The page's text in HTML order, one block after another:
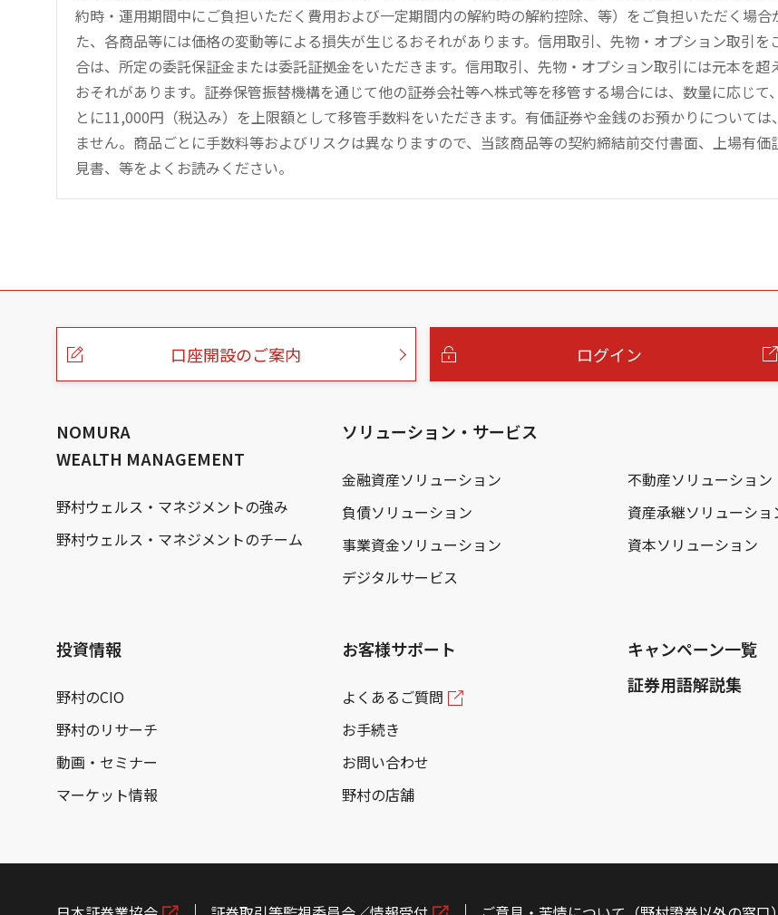
約時・運用期間中にご負担いただく費用および一定期間内の解約時の解約控除、等）をご負担いただく場合
た、各商品等には価格の変動等による損失が生じるおそれがあります。信用取引、先物・オプション取引を
合は、所定の委託保証金または委託証拠金をいただきます。信用取引、先物・オプション取引には元本を超
おそれがあります。証券保管振替機構を通じて他の証券会社等へ株式等を移管する場合には、数量に応じて
とに11,000円（税込み）を上限額として移管手数料をいただきます。有価証券や金銭のお預かりについては
ません。商品ごとに手数料等およびリスクは異なりますので、当該商品等の契約締結前交付書面、上場有価
見書、等をよくお読みください。
こ
口座開設のご案内 ログイン
NOMURA
WEALTH MANAGEMENT
野村ウェルス・マネジメントの強み
野村ウェルス・マネジメントのチーム
ソリューション・サービス
金融資産ソリューション 不動産ソリューション
負債ソリューション
資産承継ソリューショ
事業資金ソリューション
資本ソリューション
デジタルサービス
投資情報
野村のCIO
野村のリサーチ
動画・セミナー
マーケット情報
お客様サポート
よくあるご質問
お手続き
お問い合わせ
野村の店舗
キャンペーン一覧
証券用語解説集